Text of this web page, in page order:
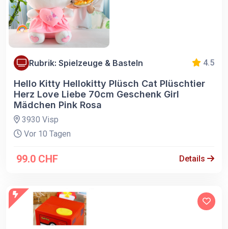
Rubrik: Spielzeuge & Basteln 4.5
Hello Kitty Hellokitty Plüsch Cat Plüschtier
Herz Love Liebe 70cm Geschenk Girl
Mädchen Pink Rosa
3930 Visp
Vor 10 Tagen
99.0 CHF Details